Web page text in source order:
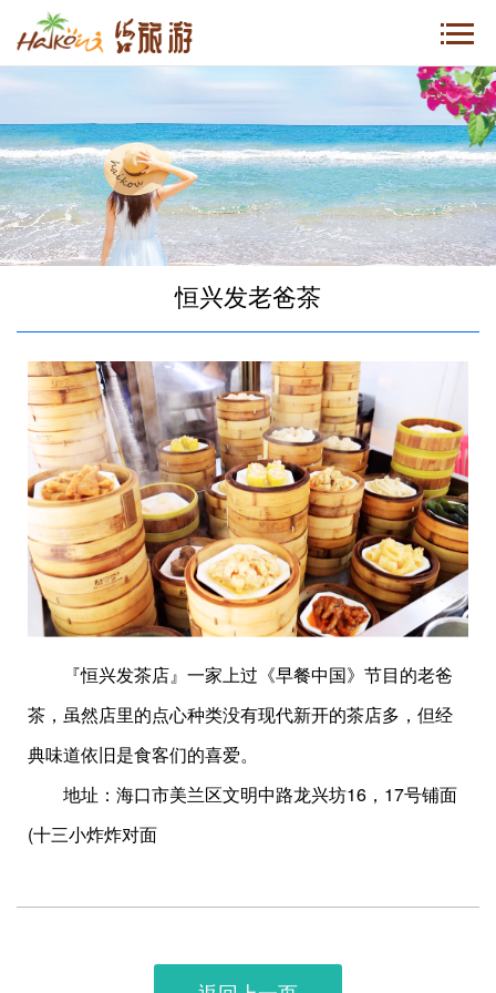
恒兴发老爸茶
『恒兴发茶店』一家上过《早餐中国》节目的老爸
茶，虽然店里的点心种类没有现代新开的茶店多，但经
典味道依旧是食客们的喜爱。
地址：海口市美兰区文明中路龙兴坊16，17号铺面
(十三小炸炸对面